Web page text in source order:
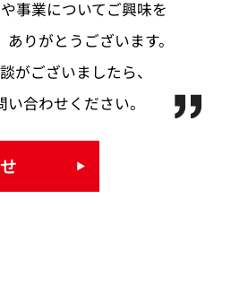
事業についてご興味を
ありがとうございます。
がございましたら、
い合わせください。